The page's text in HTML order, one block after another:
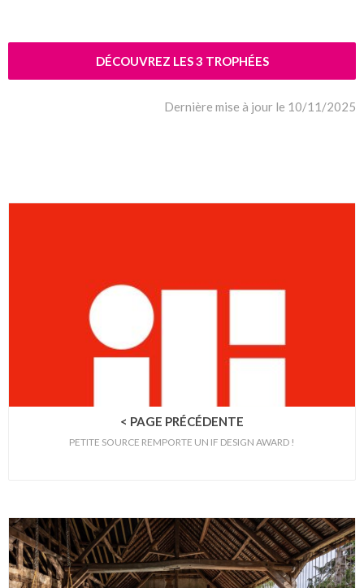
DÉCOUVREZ LES 3 TROPHÉES
Dernière mise à jour le 10/11/2025
< PAGE PRÉCÉDENTE
PETITE SOURCE REMPORTE UN IF DESIGN AWARD !